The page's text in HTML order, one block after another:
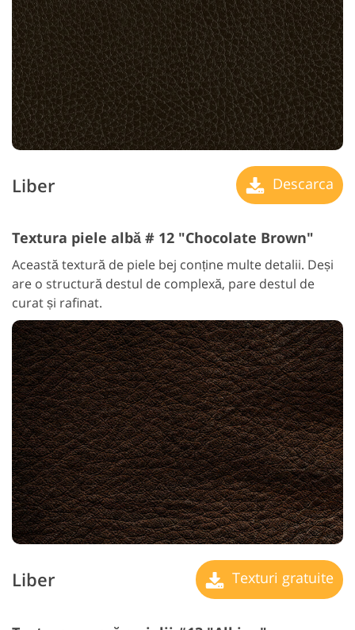
Liber Descarca
Textura piele albă # 12 "Chocolate Brown"
Această textură de piele bej conține multe detalii. Deși
are o structură destul de complexă, pare destul de
curat și rafinat.
Liber Texturi gratuite